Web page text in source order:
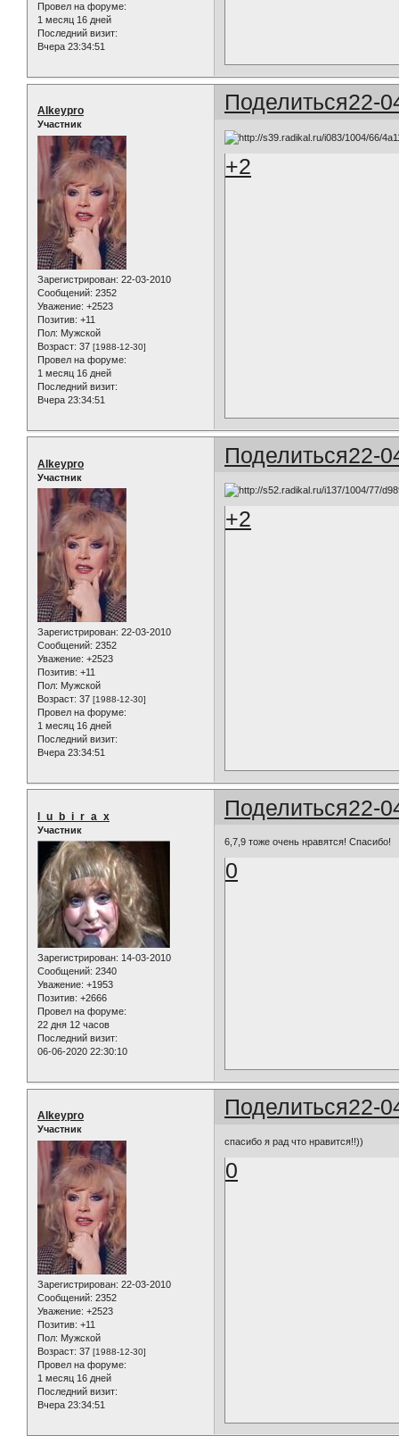
Провел на форуме:
1 месяц 16 дней
Последний визит:
Вчера 23:34:51
Поделиться22-
Alkeypro
Участник
Зарегистрирован: 22-03-2010
Сообщений: 2352
Уважение: +2523
Позитив: +11
Пол: Мужской
Возраст: 37 [1988-12-30]
Провел на форуме:
1 месяц 16 дней
Последний визит:
Вчера 23:34:51
+2
Поделиться22-
Alkeypro
Участник
Зарегистрирован: 22-03-2010
Сообщений: 2352
Уважение: +2523
Позитив: +11
Пол: Мужской
Возраст: 37 [1988-12-30]
Провел на форуме:
1 месяц 16 дней
Последний визит:
Вчера 23:34:51
+2
Поделиться22-
l_u_b_i_r_a_x
Участник
Зарегистрирован: 14-03-2010
Сообщений: 2340
Уважение: +1953
Позитив: +2666
Провел на форуме:
22 дня 12 часов
Последний визит:
06-06-2020 22:30:10
6,7,9 тоже очень нравятся! Спасибо!
0
Поделиться22-
Alkeypro
Участник
Зарегистрирован: 22-03-2010
Сообщений: 2352
Уважение: +2523
Позитив: +11
Пол: Мужской
Возраст: 37 [1988-12-30]
Провел на форуме:
1 месяц 16 дней
Последний визит:
Вчера 23:34:51
спасибо я рад что нравится!!))
0